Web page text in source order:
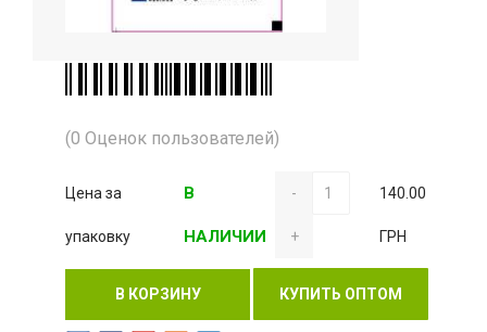
(0 Оценок пользователей)
Цена за
упаковку
В
НАЛИЧИИ
-
+
140.00
ГРН
В КОРЗИНУ КУПИТЬ ОПТОМ